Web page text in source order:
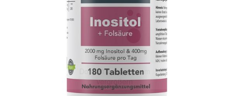
Doppelt antippen zum
vergrößern